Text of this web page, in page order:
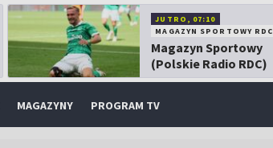
JUTRO, 07:10
MAGAZYN SPORTOWY RDC
Magazyn Sportowy
(Polskie Radio RDC)
MAGAZYNY PROGRAM TV